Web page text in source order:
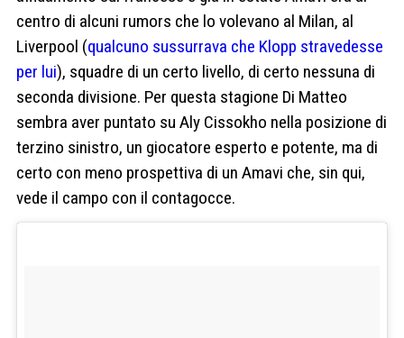
centro di alcuni rumors che lo volevano al Milan, al
Liverpool (qualcuno sussurrava che Klopp stravedesse
per lui), squadre di un certo livello, di certo nessuna di
seconda divisione. Per questa stagione Di Matteo
sembra aver puntato su Aly Cissokho nella posizione di
terzino sinistro, un giocatore esperto e potente, ma di
certo con meno prospettiva di un Amavi che, sin qui,
vede il campo con il contagocce.